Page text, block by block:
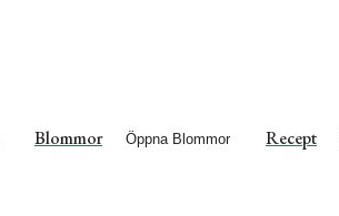
Blommor Öppna Blommor Recept